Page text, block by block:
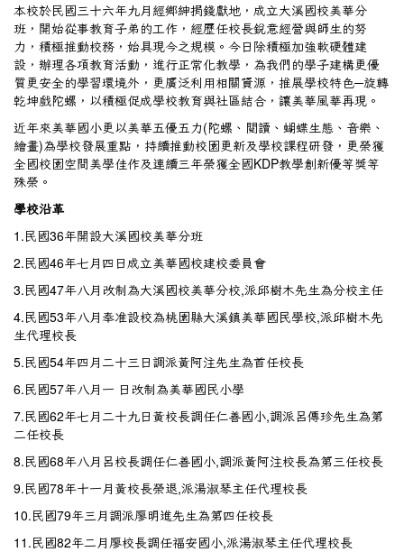
本校於民國三十六年九月經鄉紳捐錢獻地，成立大溪國校美華分
班，開始從事教育子弟的工作，經歷任校長銳意經營與師生的努
力，積極推動校務，始具現今之規模。今日除積極加強軟硬體建
設，辦理各項教育活動，進行正常化教學，為我們的學子建構更優
質更安全的學習環境外，更廣泛利用相關資源，推展學校特色─旋轉
乾坤戲陀螺，以積極促成學校教育與社區結合，讓美華風華再現。
近年來美華國小更以美華五優五力(陀螺、閱讀、蝴蝶生態、音樂、
繪畫)為學校發展重點，持續推動校園更新及學校課程研發，更榮獲
全國校園空間美學佳作及連續三年榮獲全國KDP教學創新優等獎等
殊榮。
學校沿革
1.民國36年開設大溪國校美華分班
2.民國46年七月四日成立美華國校建校委員會
3.民國47年八月改制為大溪國校美華分校,派邱樹木先生為分校主任
4.民國53年八月奉准設校為桃園縣大溪鎮美華國民學校,派邱樹木先
生代理校長
5.民國54年四月二十三日調派黃阿注先生為首任校長
6.民國57年八月一 日改制為美華國民小學
7.民國62年七月二十九日黃校長調任仁善國小,調派呂傳珍先生為第
二任校長
8.民國68年八月呂校長調任仁善國小,調派黃阿注校長為第三任校長
9.民國78年十一月黃校長榮退,派湯淑琴主任代理校長
10.民國79年三月調派廖明進先生為第四任校長
11.民國82年二月廖校長調任福安國小,派湯淑琴主任代理校長